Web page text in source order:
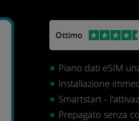
Ottimo
Piano dati eSIM
Installazione
Smartstart -
Prepagato senza